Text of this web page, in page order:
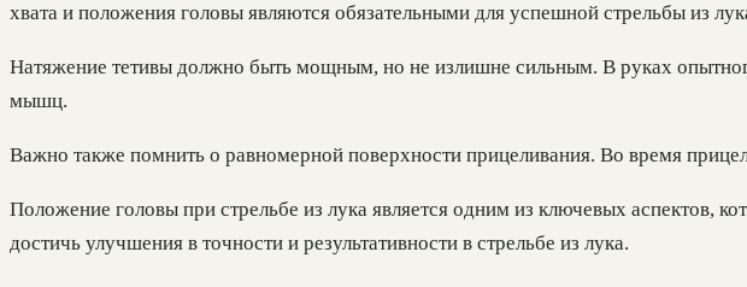
хвата и положения головы являются обязательными для успешной стрельбы из
Натяжение тетивы должно быть мощным, но не излишне сильным. В руках
мышц.
Важно также помнить о равномерной поверхности прицеливания. Во время
Положение головы при стрельбе из лука является одним из ключевых аспектов,
достичь улучшения в точности и результативности в стрельбе из лука.